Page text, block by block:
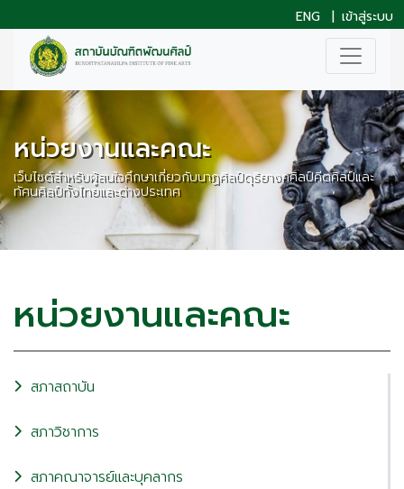
ENG | เข้าสู่ระบบ
หน่วยงานและคณะ
เว็บไซต์สำหรับผู้สนใจศึกษาเกี่ยวกับนาฏศิลป์ดุริยางคศิลป์คีตศิลป์และ
ทัศนศิลป์ทั้งไทยและต่างประเทศ
หน่วยงานและคณะ
สภาสถาบัน
สภาวิชาการ
สภาคณาจารย์และบุคลากร